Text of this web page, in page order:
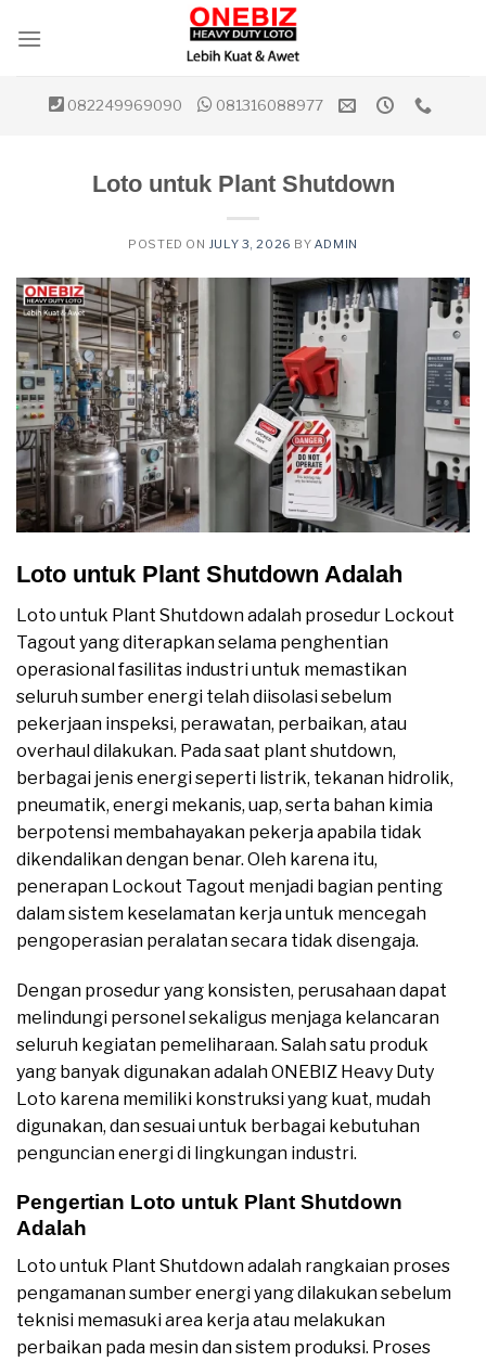
082249969090 081316088977
Loto untuk Plant Shutdown
POSTED ON JULY 3, 2026 BY ADMIN
Loto untuk Plant Shutdown Adalah
Loto untuk Plant Shutdown adalah prosedur Lockout
Tagout yang diterapkan selama penghentian
operasional fasilitas industri untuk memastikan
seluruh sumber energi telah diisolasi sebelum
pekerjaan inspeksi, perawatan, perbaikan, atau
overhaul dilakukan. Pada saat plant shutdown,
berbagai jenis energi seperti listrik, tekanan hidrolik,
pneumatik, energi mekanis, uap, serta bahan kimia
berpotensi membahayakan pekerja apabila tidak
dikendalikan dengan benar. Oleh karena itu,
penerapan Lockout Tagout menjadi bagian penting
dalam sistem keselamatan kerja untuk mencegah
pengoperasian peralatan secara tidak disengaja.
Dengan prosedur yang konsisten, perusahaan dapat
melindungi personel sekaligus menjaga kelancaran
seluruh kegiatan pemeliharaan. Salah satu produk
yang banyak digunakan adalah ONEBIZ Heavy Duty
Loto karena memiliki konstruksi yang kuat, mudah
digunakan, dan sesuai untuk berbagai kebutuhan
penguncian energi di lingkungan industri.
Pengertian Loto untuk Plant Shutdown
Adalah
Loto untuk Plant Shutdown adalah rangkaian proses
pengamanan sumber energi yang dilakukan sebelum
teknisi memasuki area kerja atau melakukan
perbaikan pada mesin dan sistem produksi. Proses